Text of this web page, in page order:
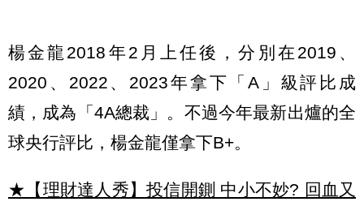
楊金龍2018年2月上任後，分別在2019、
2020、2022、2023年拿下「A」級評比成
績，成為「4A總裁」。不過今年最新出爐的全
球央行評比，楊金龍僅拿下B+。
★【理財達人秀】投信開鍘 中小不妙? 回血又